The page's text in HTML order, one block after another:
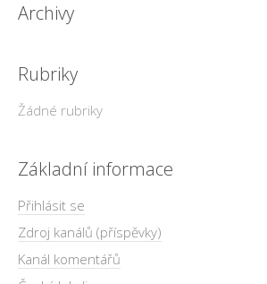
Archivy
Rubriky
Žádné rubriky
Základní informace
Přihlásit se
Zdroj kanálů (příspěvky)
Kanál komentářů